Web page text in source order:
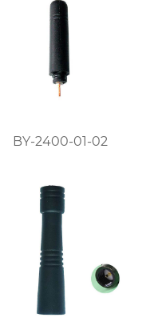
BY-2400-01-02